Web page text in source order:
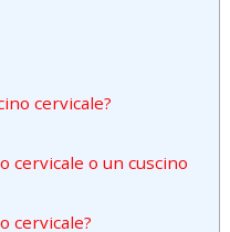
cervicale?
cervicale o un cuscino
cervicale?